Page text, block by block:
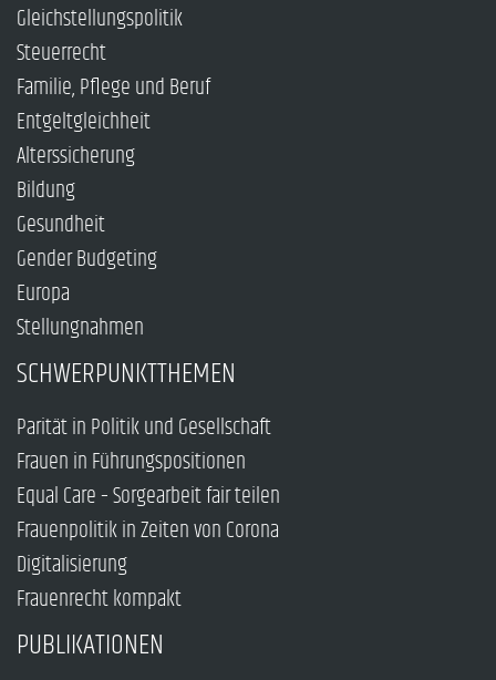
Gleichstellungspolitik
Steuerrecht
Familie, Pflege und Beruf
Entgeltgleichheit
Alterssicherung
Bildung
Gesundheit
Gender Budgeting
Europa
Stellungnahmen
SCHWERPUNKTTHEMEN
Parität in Politik und Gesellschaft
Frauen in Führungspositionen
Equal Care – Sorgearbeit fair teilen
Frauenpolitik in Zeiten von Corona
Digitalisierung
Frauenrecht kompakt
PUBLIKATIONEN